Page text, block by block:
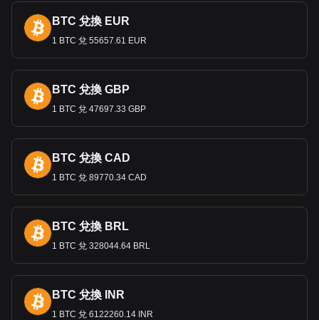
密貨幣可以兌換成多少 UYU。
BTC 兌換 EUR
1 BTC 兌 55657.61 EUR
BTC 兌換 GBP
1 BTC 兌 47697.33 GBP
BTC 兌換 CAD
1 BTC 兌 89770.34 CAD
BTC 兌換 BRL
1 BTC 兌 328044.64 BRL
BTC 兌換 INR
1 BTC 兌 6122260.14 INR